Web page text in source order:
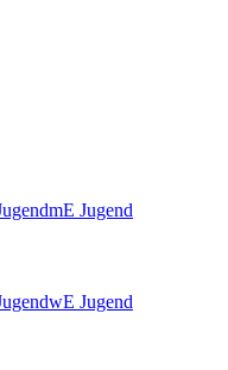
mE Jugend
wE Jugend